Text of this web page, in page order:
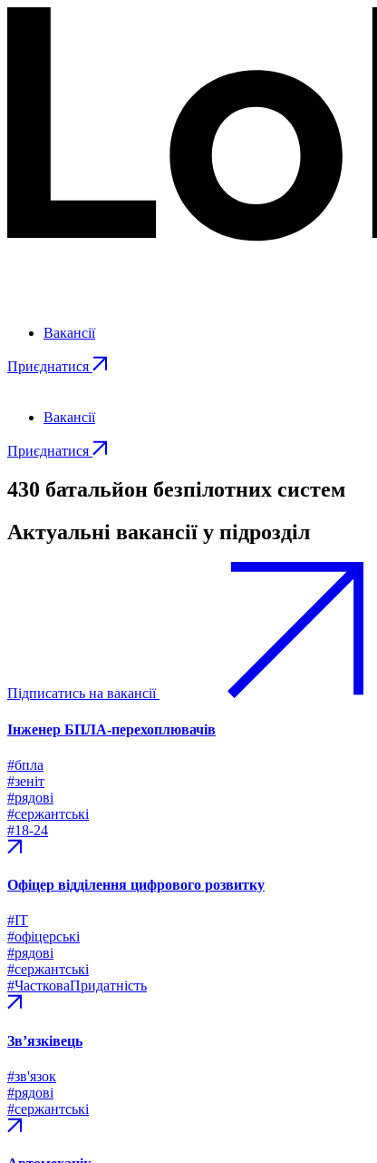
Вакансії
Приєднатися
Вакансії
Приєднатися
430 батальйон безпілотних систем
Актуальні вакансії у підрозділ
Підписатись на вакансії
Інженер БПЛА-перехоплювачів
#бпла
#зеніт
#рядові
#сержантські
#18-24
Офіцер відділення цифрового розвитку
#ІТ
#офіцерські
#рядові
#сержантські
#ЧастковаПридатність
Зв’язківець
#зв'язок
#рядові
#сержантські